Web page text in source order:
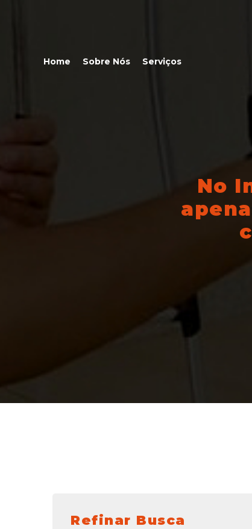
Home Sobre Nós Serviços
No
Refinar Busca